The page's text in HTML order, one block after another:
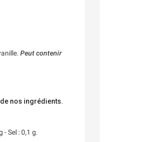
Peut contenir
nos ingrédients.
Sel : 0,1 g.